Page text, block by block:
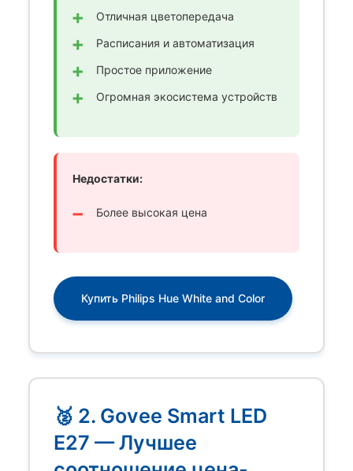
Отличная цветопередача
Расписания и автоматизация
Простое приложение
Огромная экосистема устройств
Недостатки:
Более высокая цена
Купить Philips Hue White and Color
🥈 2. Govee Smart LED
E27 — Лучшее